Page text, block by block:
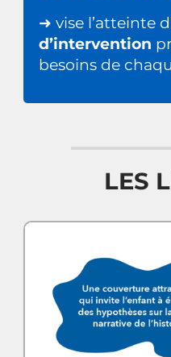
➜ vise l’atteinte
d’intervention
besoins de
LES